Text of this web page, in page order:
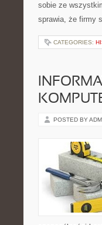
sobie ze
sprawia, że firmy
CATEGORIES:
POSTED BY